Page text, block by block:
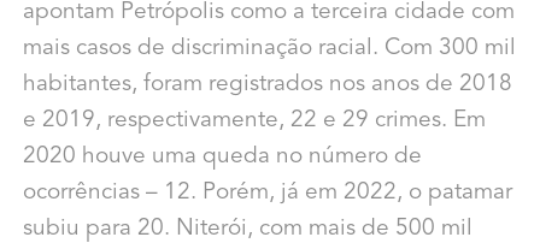
apontam Petrópolis como a terceira cidade com
mais casos de discriminação racial. Com 300 mil
habitantes, foram registrados nos anos de 2018
e 2019, respectivamente, 22 e 29 crimes. Em
2020 houve uma queda no número de
ocorrências – 12. Porém, já em 2022, o patamar
subiu para 20. Niterói, com mais de 500 mil